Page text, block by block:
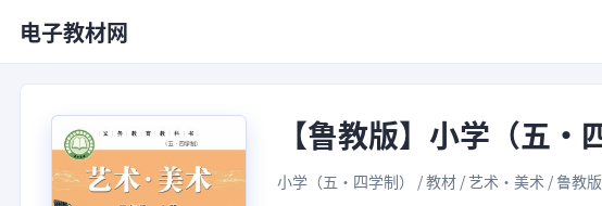
电子教材网
【鲁教版】小学（五
小学（五•四学制） / 教材 / 艺术·美术 / 鲁教